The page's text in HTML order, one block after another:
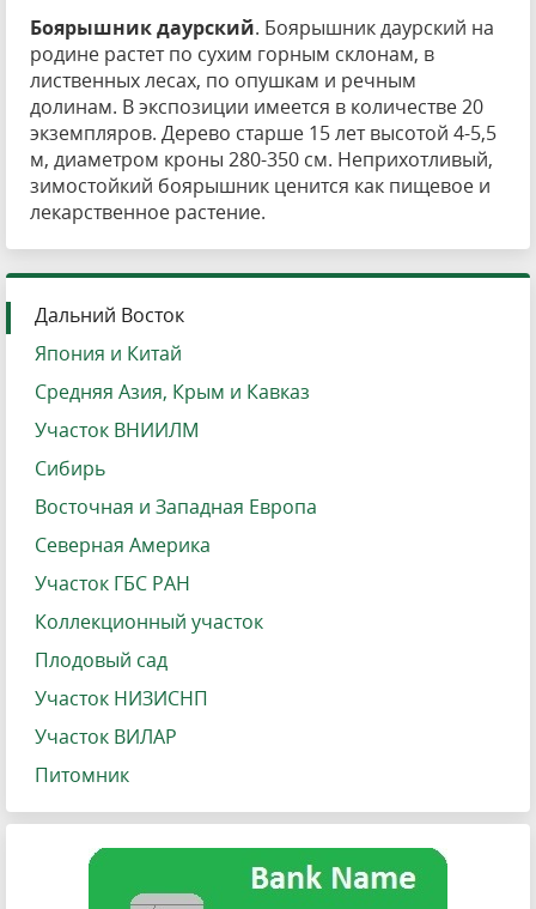
Боярышник даурский. Боярышник даурский на
родине растет по сухим горным склонам, в
лиственных лесах, по опушкам и речным
долинам. В экспозиции имеется в количестве 20
экземпляров. Дерево старше 15 лет высотой 4-5,5
м, диаметром кроны 280-350 см. Неприхотливый,
зимостойкий боярышник ценится как пищевое и
лекарственное растение.
Дальний Восток
Япония и Китай
Средняя Азия, Крым и Кавказ
Участок ВНИИЛМ
Сибирь
Восточная и Западная Европа
Северная Америка
Участок ГБС РАН
Коллекционный участок
Плодовый сад
Участок НИЗИСНП
Участок ВИЛАР
Питомник